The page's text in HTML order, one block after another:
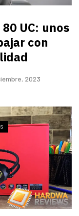
UC: unos
con
2023